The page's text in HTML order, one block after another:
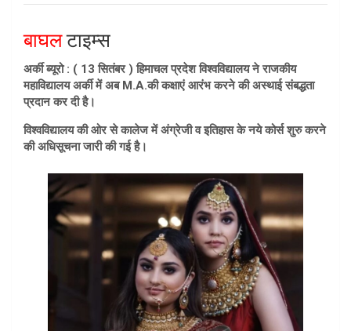
बाघलटाइम्स
अर्की ब्यूरो : ( 13 सितंबर ) हिमाचल प्रदेश विश्वविद्यालय ने राजकीय
महाविद्यालय अर्की में अब M.A.की कक्षाएं आरंभ करने की अस्थाई संबद्धता
प्रदान कर दी है।
विश्वविद्यालय की ओर से कालेज में अंग्रेजी व इतिहास के नये कोर्स शुरु करने
की अधिसूचना जारी की गई है।